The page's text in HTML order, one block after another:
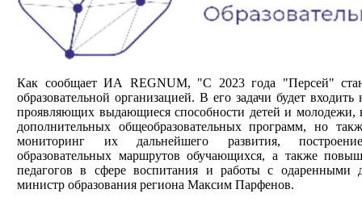
Как сообщает ИА REGNUM, "С 2023 года "Персей"
образовательной организацией. В его задачи будет
проявляющих выдающиеся способности детей и молодежи,
дополнительных общеобразовательных программ, но
мониторинг их дальнейшего развития,
образовательных маршрутов обучающихся, а также
педагогов в сфере воспитания и работы с одаренными
министр образования региона Максим Парфенов.